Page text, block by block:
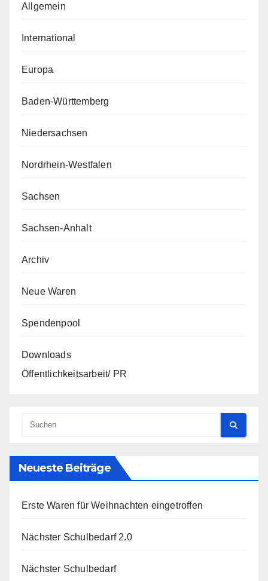
Allgemein
International
Europa
Baden-Württemberg
Niedersachsen
Nordrhein-Westfalen
Sachsen
Sachsen-Anhalt
Archiv
Neue Waren
Spendenpool
Downloads
Öffentlichkeitsarbeit/ PR
Neueste Beiträge
Erste Waren für Weihnachten eingetroffen
Nächster Schulbedarf 2.0
Nächster Schulbedarf